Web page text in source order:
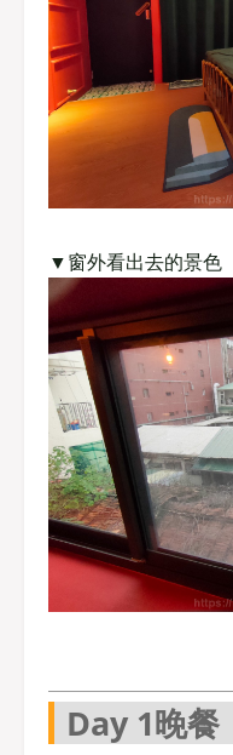
▼窗外看出去的景色
Day 1晚餐